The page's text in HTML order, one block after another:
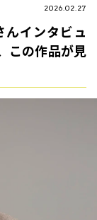
2026.02.27
インタビュ
この作品が見